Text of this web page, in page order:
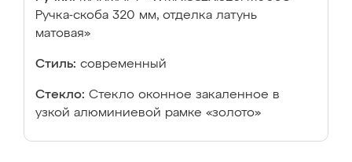
Ручка-скоба 320 мм, отделка латунь
матовая»
Стиль: современный
Стекло: Стекло оконное закаленное в
узкой алюминиевой рамке «золото»